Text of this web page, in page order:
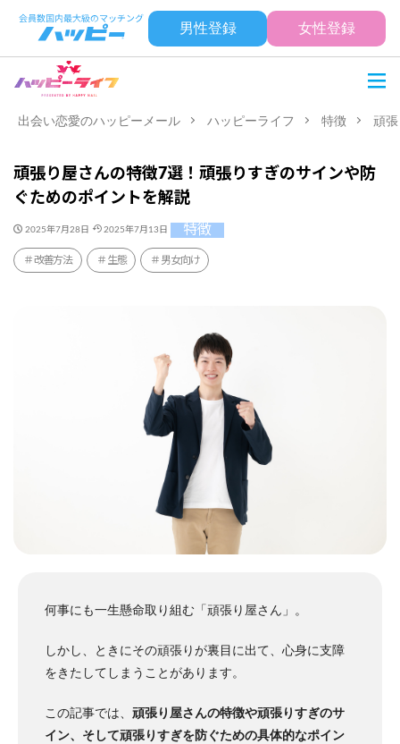
男性登録 女性登録
出会い恋愛のハッピーメール ハッピーライフ 特徴 頑
頑張り屋さんの特徴7選！頑張りすぎのサインや防
ぐためのポイントを解説
2025年7月28日 2025年7月13日 特徴
改善方法 生態 男女向け
何事にも一生懸命取り組む「頑張り屋さん」。
しかし、ときにその頑張りが裏目に出て、心身に支障
をきたしてしまうことがあります。
この記事では、 頑張り屋さんの特徴や頑張りすぎのサ
イン、そして頑張りすぎを防ぐための具体的なポイン